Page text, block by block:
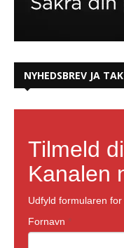
NYHEDSBREV JA TAK